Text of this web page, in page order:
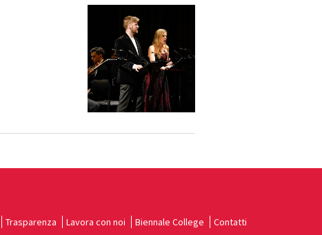
Trasparenza Lavora con noi Biennale College Contatti